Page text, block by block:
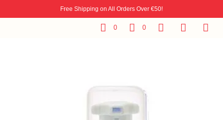
Free Shipping on All Orders Over €50!
0 0